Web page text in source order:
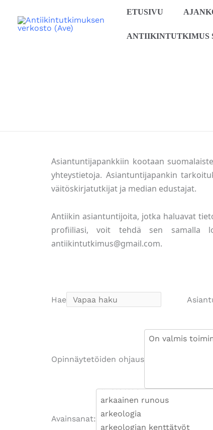
sisältöön
ETUSIVU
ANTIIKINTUTKIMUS
Asiantuntijapankkiin kootaan
yhteystietoja. Asiantuntijapankin
väitöskirjatutkijat ja median edustajat.
Antiikin asiantuntijoita, jotka haluavat
profiiliasi, voit tehdä sen samalla
antiikintutkimus@gmail.com.
Hae
Opinnäytetöiden ohjaus
Avainsanat: